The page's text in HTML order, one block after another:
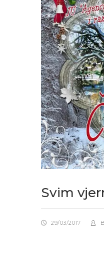
Svim
29/03/2017